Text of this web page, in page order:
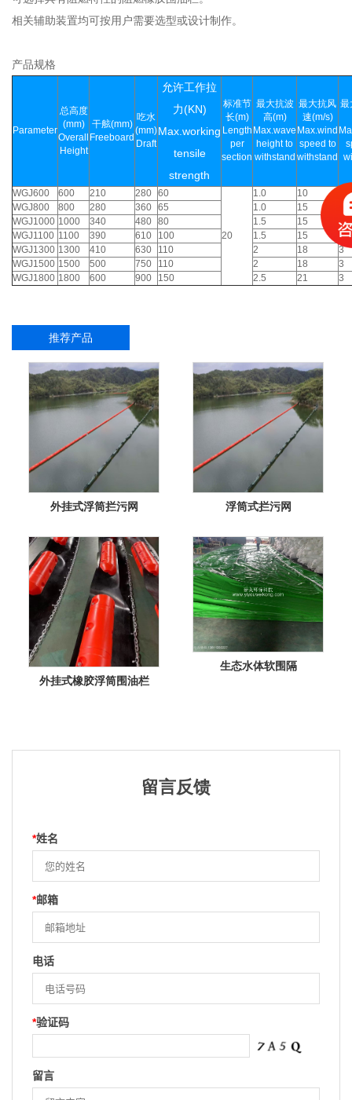
相关辅助装置均可按用户需要选型或设计制作。
产品规格
Parameter
总高度
(mm)
Overall
Height
干舷(mm)
Freeboard
吃水
(mm)
Draft
允许工作拉
力(KN)
Max.working
tensile
strength
标准节
长(m)
Length
per
section
最大抗波
高(m)
Max.wave
height to
withstand
最大抗风
速(m/s)
Max.wind
speed to
withstand
最
WGJ600 600 210 280 60
20
1.0 10
1.5
WGJ800
800 280 360 65 1.0 15
WGJ1000 1000 340 480 80 1.5 15
2.5
WGJ1100 1100 390 610 100 1.5 15
2.5
WGJ1300 1300 410 630 110 2 18
3
WGJ1500 1500 500 750 110 2 18
3
WGJ1800 1800 600 900 150 2.5 21 3
推荐产品
外挂式浮筒拦污网 浮筒式拦污网
外挂式橡胶浮筒围油栏
生态水体软围隔
留言反馈
*姓名
*邮箱
电话
*验证码
留言